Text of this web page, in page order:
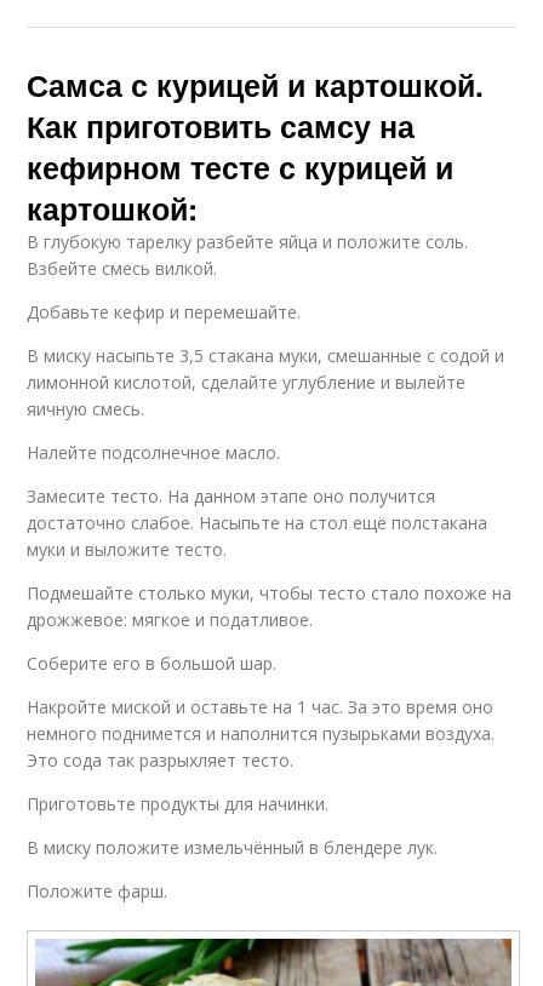
Самса с курицей и картошкой.
Как приготовить самсу на
кефирном тесте с курицей и
картошкой:
В глубокую тарелку разбейте яйца и положите соль.
Взбейте смесь вилкой.
Добавьте кефир и перемешайте.
В миску насыпьте 3,5 стакана муки, смешанные с содой и
лимонной кислотой, сделайте углубление и вылейте
яичную смесь.
Налейте подсолнечное масло.
Замесите тесто. На данном этапе оно получится
достаточно слабое. Насыпьте на стол ещё полстакана
муки и выложите тесто.
Подмешайте столько муки, чтобы тесто стало похоже на
дрожжевое: мягкое и податливое.
Соберите его в большой шар.
Накройте миской и оставьте на 1 час. За это время оно
немного поднимется и наполнится пузырьками воздуха.
Это сода так разрыхляет тесто.
Приготовьте продукты для начинки.
В миску положите измельчённый в блендере лук.
Положите фарш.